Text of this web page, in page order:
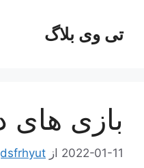
محتواتی وی بلاگ
بازی های
2022-01-11 از